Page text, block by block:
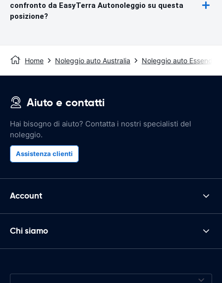
confronto da EasyTerra Autonoleggio su questa
posizione?
Home Noleggio auto Australia Noleggio auto Essendon
Aiuto e contatti
Hai bisogno di aiuto? Contatta i nostri specialisti del
noleggio.
Assistenza clienti
Account
Chi siamo